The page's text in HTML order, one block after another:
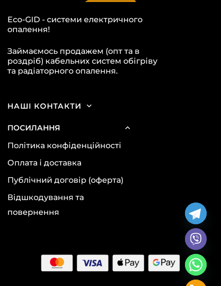
Eco-GID - системи електричного
опалення!
Займаємось продажем (опт та в
роздріб) кабельних систем обігріву
та радіаторного опалення.
НАШІ КОНТАКТИ
ПОСИЛАННЯ
Політика конфіденційності
Оплата і доставка
Публічний договір (оферта)
Відшкодування та
повернення